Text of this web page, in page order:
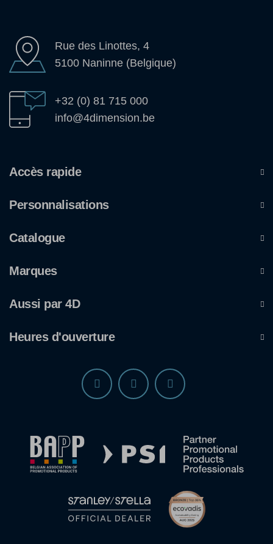
Rue des Linottes, 4
5100 Naninne (Belgique)
+32 (0) 81 715 000
info@4dimension.be
Accès rapide
Personnalisations
Catalogue
Marques
Aussi par 4D
Heures d'ouverture